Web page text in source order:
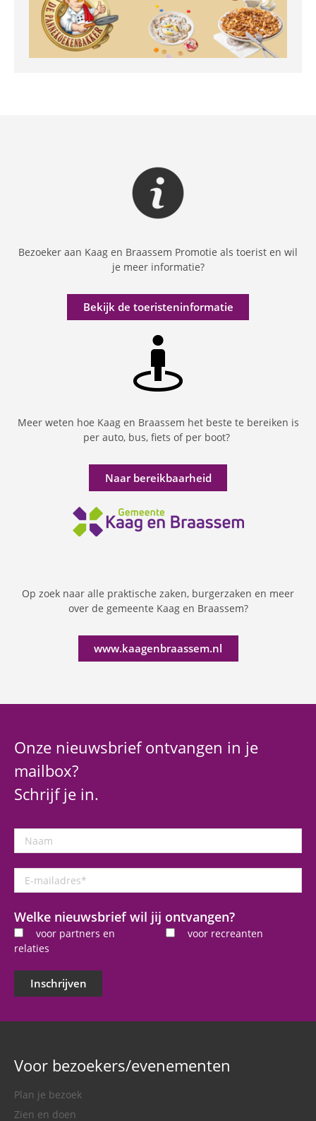
Bezoeker aan Kaag en Braassem Promotie als toerist en wil
je meer informatie?
Bekijk de toeristeninformatie
Meer weten hoe Kaag en Braassem het beste te bereiken is
per auto, bus, fiets of per boot?
Naar bereikbaarheid
Op zoek naar alle praktische zaken, burgerzaken en meer
over de gemeente Kaag en Braassem?
www.kaagenbraassem.nl
Onze nieuwsbrief ontvangen in je
mailbox?
Schrijf je in.
Naam
mailadres
Welke nieuwsbrief wil jij ontvangen?
voor partners en
relaties
voor recreanten
Inschrijven
Voor bezoekers/evenementen
Plan je bezoek
Zien en doen